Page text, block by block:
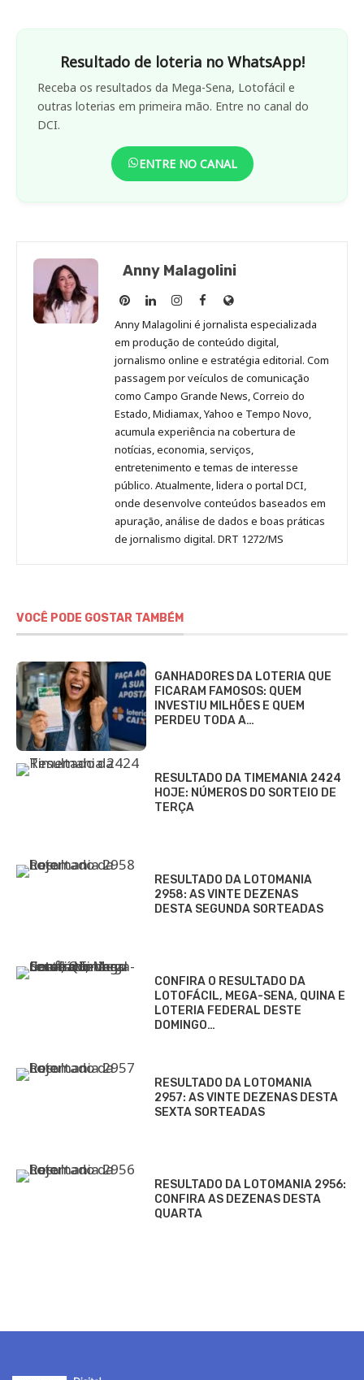
Resultado de loteria no WhatsApp!
Receba os resultados da Mega-Sena, Lotofácil e
outras loterias em primeira mão. Entre no canal do
DCI.
ENTRE NO CANAL
Anny Malagolini
Anny
Malagolini
no
Pinterest
Anny
Malagolini
no
LinkedIn
Anny
Malagolini
no
Instagram
Anny
Malagolini
no
Facebook
Site
de
Anny
Malagolini
Anny Malagolini é jornalista especializada
em produção de conteúdo digital,
jornalismo online e estratégia editorial. Com
passagem por veículos de comunicação
como Campo Grande News, Correio do
Estado, Midiamax, Yahoo e Tempo Novo,
acumula experiência na cobertura de
notícias, economia, serviços,
entretenimento e temas de interesse
público. Atualmente, lidera o portal DCI,
onde desenvolve conteúdos baseados em
apuração, análise de dados e boas práticas
de jornalismo digital. DRT 1272/MS
VOCÊ PODE GOSTAR TAMBÉM
GANHADORES DA LOTERIA QUE
FICARAM FAMOSOS: QUEM
INVESTIU MILHÕES E QUEM
PERDEU TODA A…
RESULTADO DA TIMEMANIA 2424
HOJE: NÚMEROS DO SORTEIO DE
TERÇA
RESULTADO DA LOTOMANIA
2958: AS VINTE DEZENAS
DESTA SEGUNDA SORTEADAS
CONFIRA O RESULTADO DA
LOTOFÁCIL, MEGA-SENA, QUINA E
LOTERIA FEDERAL DESTE
DOMINGO…
RESULTADO DA LOTOMANIA
2957: AS VINTE DEZENAS DESTA
SEXTA SORTEADAS
RESULTADO DA LOTOMANIA 2956:
CONFIRA AS DEZENAS DESTA
QUARTA